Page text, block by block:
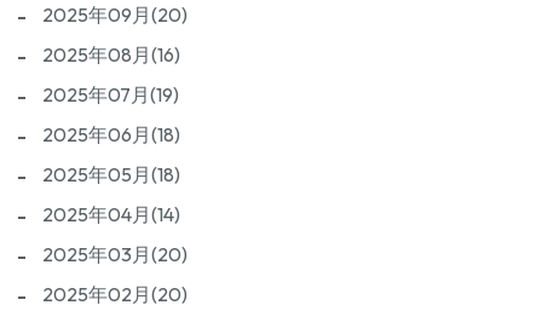
2025年09月(20)
2025年08月(16)
2025年07月(19)
2025年06月(18)
2025年05月(18)
2025年04月(14)
2025年03月(20)
2025年02月(20)